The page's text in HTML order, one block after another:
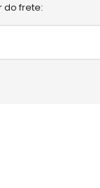
do frete: